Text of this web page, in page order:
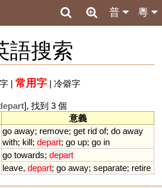
粵
普
語搜索
| 常用字| 冷僻字
], 找到 3 個
意義
go away; remove; get rid of; do away
with; kill; depart; go up; go in
go towards; depart
leave, depart; go away; separate; retire